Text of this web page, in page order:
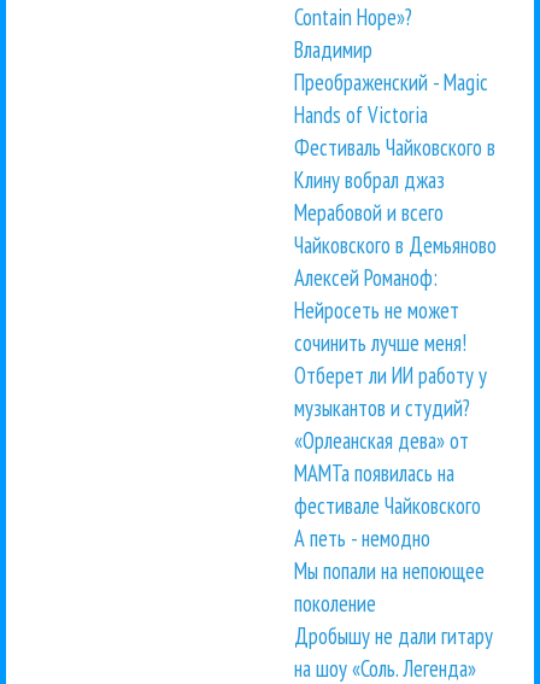
Contain Hope»?
Владимир
Преображенский - Magic
Hands of Victoria
Фестиваль Чайковского в
Клину вобрал джаз
Мерабовой и всего
Чайковского в Демьяново
Алексей Романоф:
Нейросеть не может
сочинить лучше меня!
Отберет ли ИИ работу у
музыкантов и студий?
«Орлеанская дева» от
МАМТа появилась на
фестивале Чайковского
А петь - немодно
Мы попали на непоющее
поколение
Дробышу не дали гитару
на шоу «Соль. Легенда»